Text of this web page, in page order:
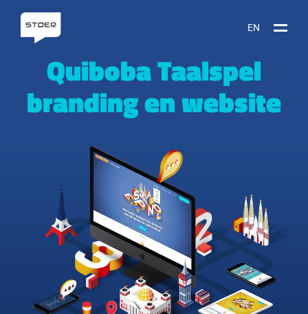
EN
Quiboba Taalspel
branding en website